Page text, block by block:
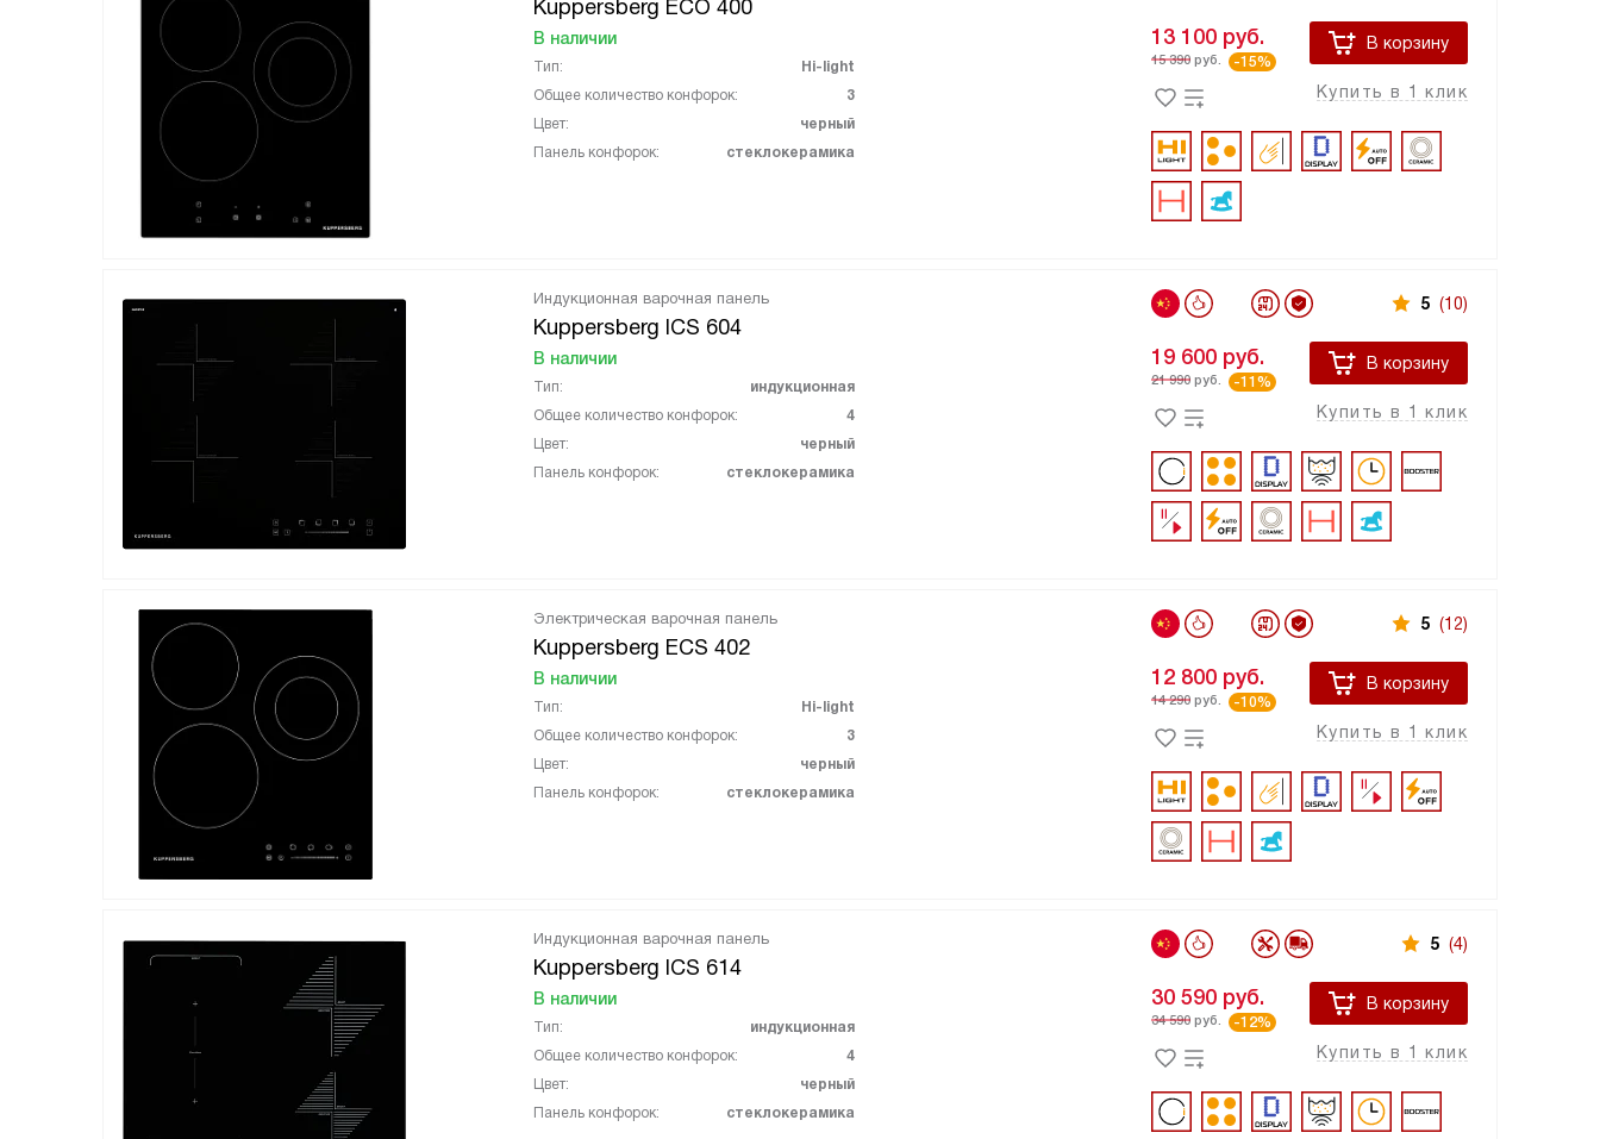
Kuppersberg ECO 400
В наличии
Тип:
Hi-light
Общее количество конфорок:
3
Цвет:
черный
Панель конфорок:
стеклокерамика
13 100 руб.
15 390 руб. -15%
В корзину
Купить в 1 клик
Индукционная варочная панель
Kuppersberg ICS 604
В наличии
Тип:
индукционная
Общее количество конфорок:
4
Цвет:
черный
Панель конфорок:
стеклокерамика
5 (10)
19 600 руб.
21 990 руб. -11%
В корзину
Купить в 1 клик
Электрическая варочная панель
Kuppersberg ECS 402
В наличии
Тип:
Hi-light
Общее количество конфорок:
3
Цвет:
черный
Панель конфорок:
стеклокерамика
5 (12)
12 800 руб.
14 290 руб. -10%
В корзину
Купить в 1 клик
Индукционная варочная панель
Kuppersberg ICS 614
В наличии
Тип:
индукционная
Общее количество конфорок:
4
Цвет:
черный
Панель конфорок:
стеклокерамика
5 (4)
30 590 руб.
34 590 руб. -12%
В корзину
Купить в 1 клик